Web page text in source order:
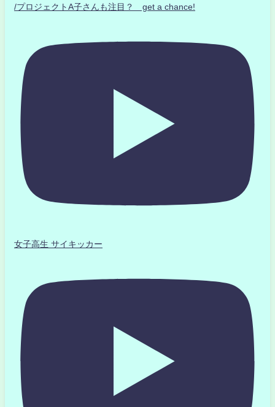
/プロジェクトA子さんも注目？ get a chance!
女子高生 サイキッカー